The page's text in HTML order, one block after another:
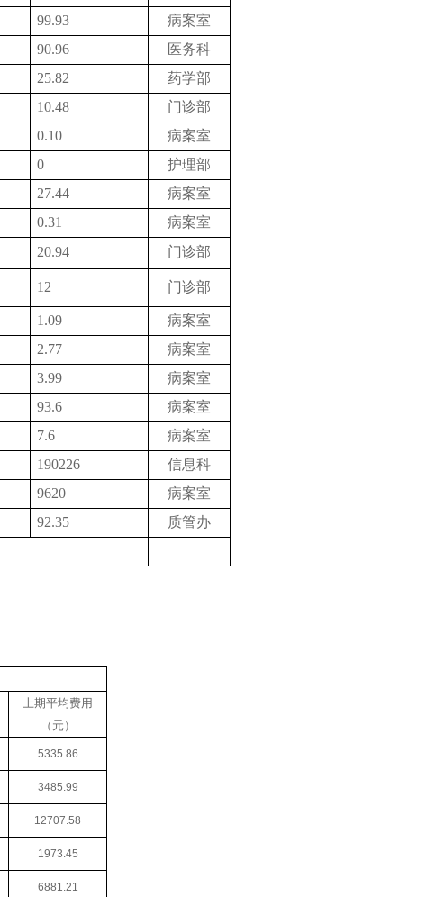
99.93
病案室
90.96
医务科
25.82
药学部
10.48
门诊部
0.10
病案室
0
护理部
27.44
病案室
0.31 病案室
20.94
门诊部
12 门诊部
1.09
病案室
2.77
病案室
3.99
病案室
93.6
病案室
7.6
病案室
190226
信息科
9620
病案室
92.35
质管办
上期平均费用
（元）
5335.86
3485.99
12707.58
1973.45
6881.21